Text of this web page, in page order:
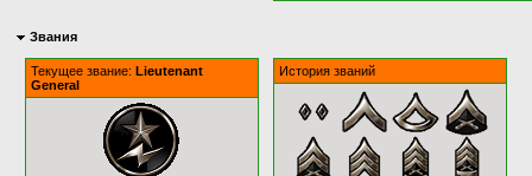
Звания
Текущее звание: Lieutenant
General
История званий